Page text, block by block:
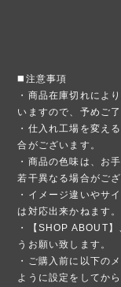
◼️注意事項
・商品在庫切れによ
いますので、予めご
・仕入れ工場を変え
合がございます。
・商品の色味は、お
若干異なる場合がござ
・イメージ違いやサ
は対応出来かねます。
・【SHOP ABOUT
うお願い致します。
・ご購入前に以下の
ように設定をしてか